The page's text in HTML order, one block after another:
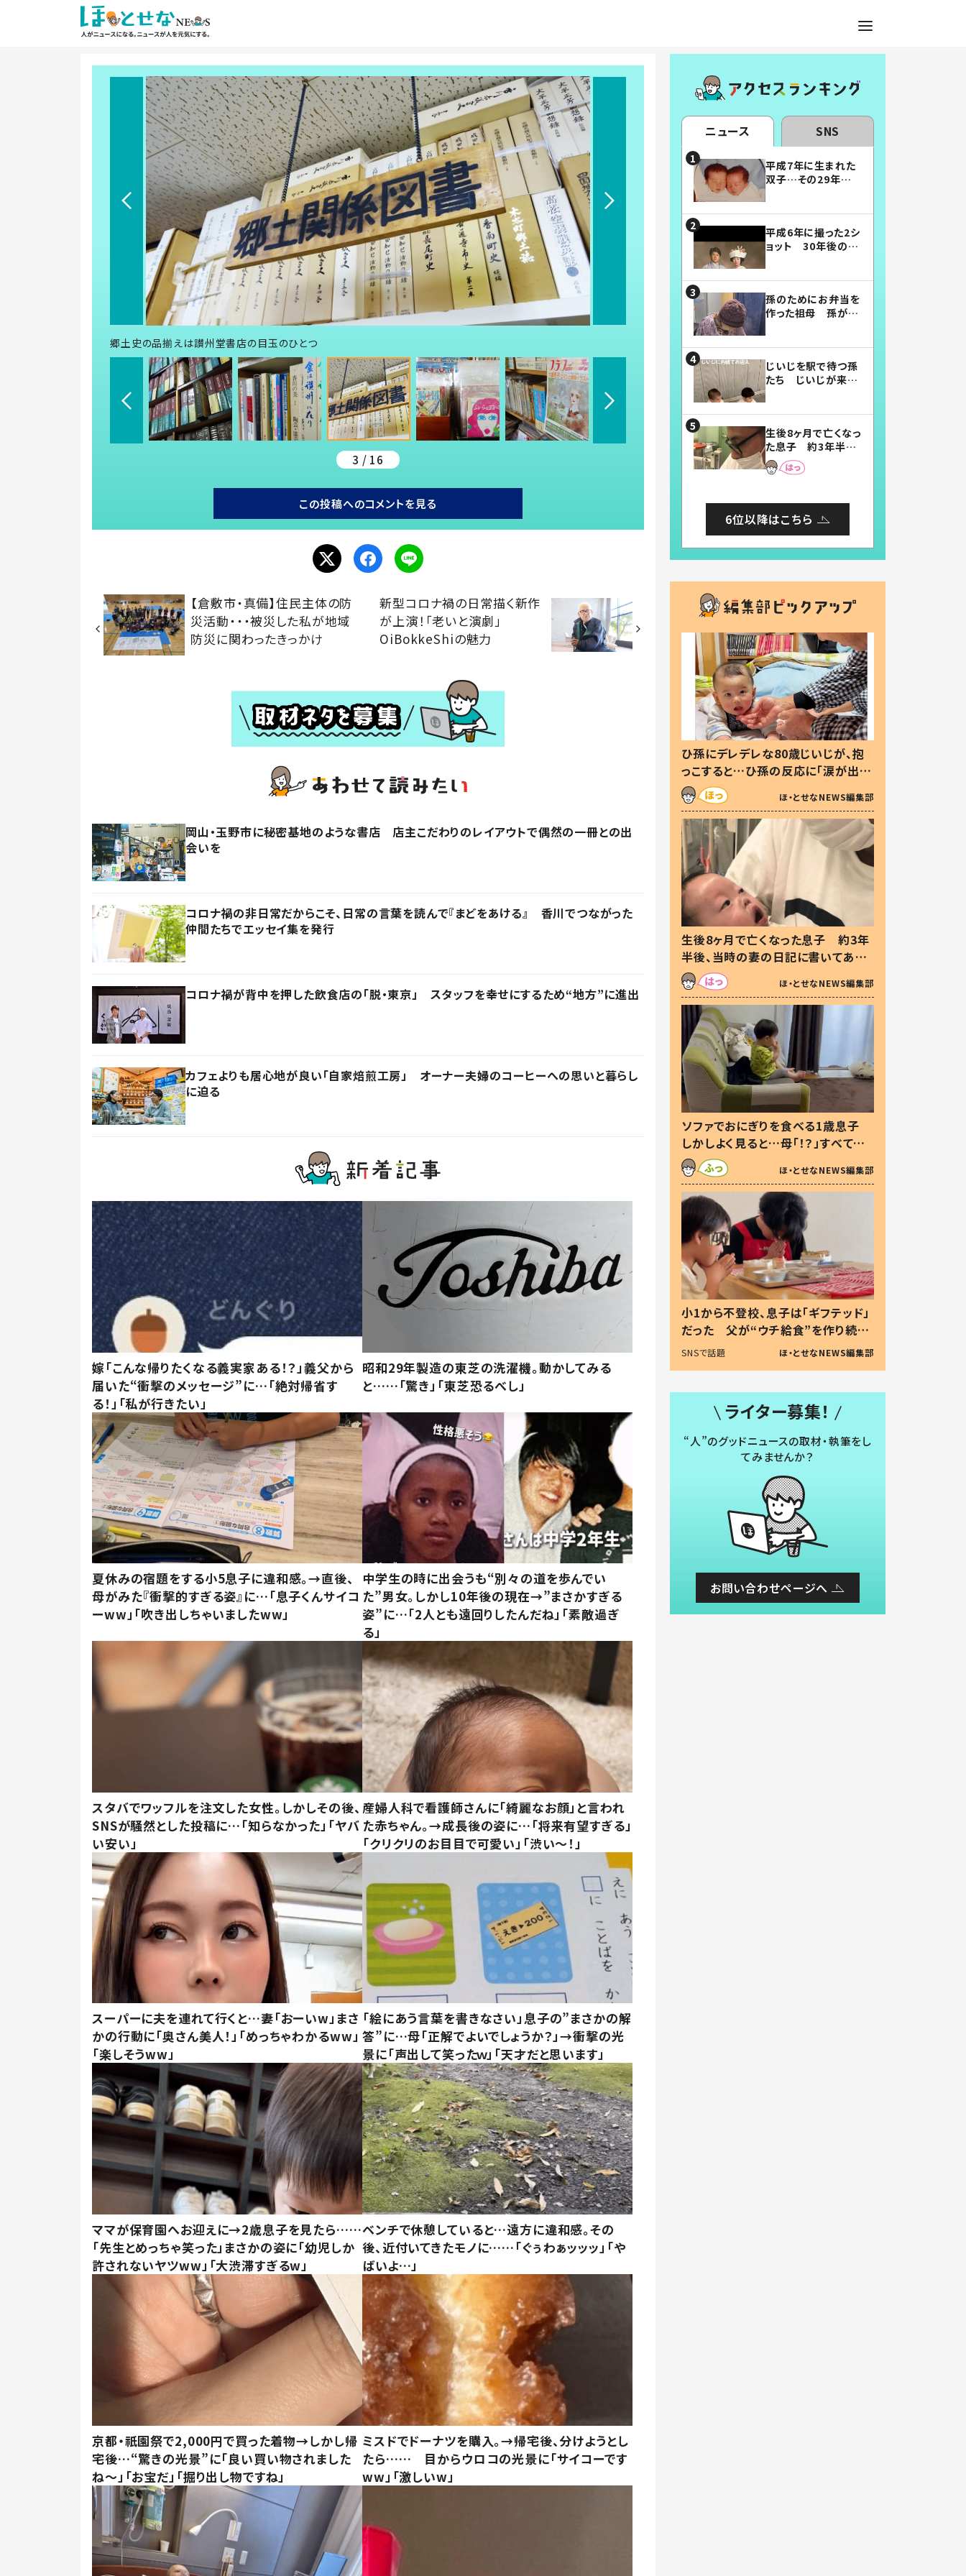
郷土史の品揃えは讃州堂書店の目玉のひとつ
3 / 16
この投稿へのコメントを見る
【倉敷市・真備】住民主体の防
災活動・・・被災した私が地域
防災に関わったきっかけ
新型コロナ禍の日常描く新作
が上演！「老いと演劇」
OiBokkeShiの魅力
岡山・玉野市に秘密基地のような書店 店主こだわりのレイアウトで偶然の一冊との出
会いを
コロナ禍の非日常だからこそ、日常の言葉を読んで『まどをあける』 香川でつながった
仲間たちでエッセイ集を発行
コロナ禍が背中を押した飲食店の「脱・東京」 スタッフを幸せにするため“地方”に進出
カフェよりも居心地が良い「自家焙煎工房」 オーナー夫婦のコーヒーへの思いと暮らし
に迫る
嫁「こんな帰りたくなる義実家ある！？」義父から
届いた“衝撃のメッセージ”に…「絶対帰省す
る！」「私が行きたい」
昭和29年製造の東芝の洗濯機。動かしてみる
と……「驚き」「東芝恐るべし」
夏休みの宿題をする小5息子に違和感。→直後、
母がみた『衝撃的すぎる姿』に…「息子くんサイコ
ーww」「吹き出しちゃいましたww」
中学生の時に出会うも“別々の道を歩んでい
た”男女。しかし10年後の現在→”まさかすぎる
姿”に…「2人とも遠回りしたんだね」「素敵過ぎ
る」
スタバでワッフルを注文した女性。しかしその後、
SNSが騒然とした投稿に…「知らなかった」「ヤバ
い安い」
産婦人科で看護師さんに「綺麗なお顔」と言われ
た赤ちゃん。→成長後の姿に…「将来有望すぎる」
「クリクリのお目目で可愛い」「渋い～！」
スーパーに夫を連れて行くと…妻「おーいw」まさ
かの行動に「奥さん美人！」「めっちゃわかるww」
「楽しそうww」
「絵にあう言葉を書きなさい」息子の”まさかの解
答”に…母「正解でよいでしょうか？」→衝撃の光
景に「声出して笑ったｗ」「天才だと思います」
ママが保育園へお迎えに→2歳息子を見たら……
「先生とめっちゃ笑った」まさかの姿に「幼児しか
許されないヤツww」「大渋滞すぎるw」
ベンチで休憩していると…遠方に違和感。その
後、近付いてきたモノに……「ぐぅわぁッッッ」「や
ばいよ…」
京都・祇園祭で2,000円で買った着物→しかし帰
宅後…“驚きの光景”に「良い買い物されました
ね～」「お宝だ」「掘り出し物ですね」
ミスドでドーナツを購入。→帰宅後、分けようとし
たら…… 目からウロコの光景に「サイコーです
ww」「激しいw」
ニュース SNS
平成7年に生まれた
双子…その29年後
平成6年に撮った2シ
ョット 30年後の姿
孫のためにお弁当を
作った祖母 孫が絶
じいじを駅で待つ孫
たち じいじが来た
まらない」「幸せにな
れる」
生後8ヶ月で亡くなっ
た息子 約3年半
後、当時の妻の日記
に書いてあった本音
6位以降はこちら
ひ孫にデレデレな80歳じいじが、抱
っこすると…ひ孫の反応に「涙が出ま
した」「可愛くて仕方ない」
ほ・とせなNEWS編集部
生後8ヶ月で亡くなった息子 約3年
半後、当時の妻の日記に書いてあっ
た本音とは
ほ・とせなNEWS編集部
ソファでおにぎりを食べる1歳息子
しかしよく見ると…母「！？」すべてを
察した母の投稿に「可愛いから許
す！」「現行犯〜」
ほ・とせなNEWS編集部
小1から不登校、息子は「ギフテッド」
だった 父が“ウチ給食”を作り続け
る理由とは #令和の親 #令和の子
SNSで話題 ほ・とせなNEWS編集部
ライター募集！
“人”のグッドニュースの取材・執筆をし
てみませんか？
お問い合わせページへ